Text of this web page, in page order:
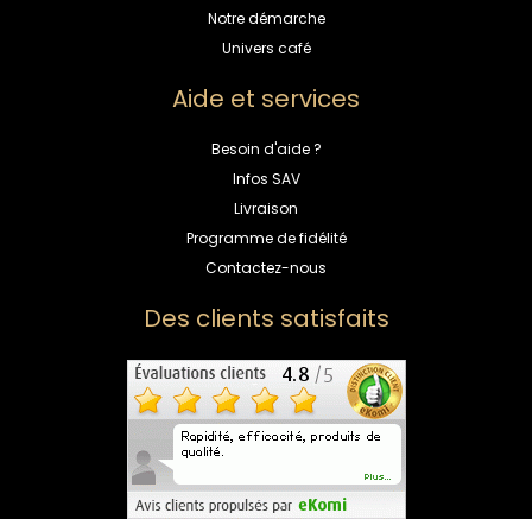
Notre démarche
Univers café
Aide et services
Besoin d'aide ?
Infos SAV
Livraison
Programme de fidélité
Contactez-nous
Des clients satisfaits